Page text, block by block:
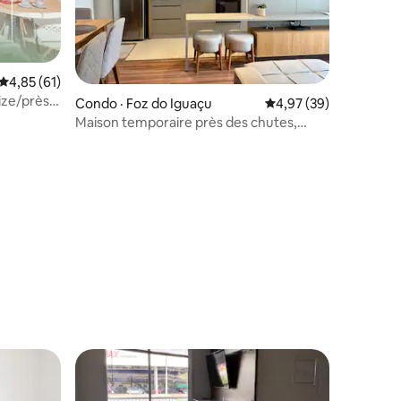
moyenne de 4,85 sur 5, 61 commentaires
4,85 (61)
Condo · Foz do Iguaçu Note moyenne de
4,97 (39)
Maison temporaire près des chutes,
plus aimés